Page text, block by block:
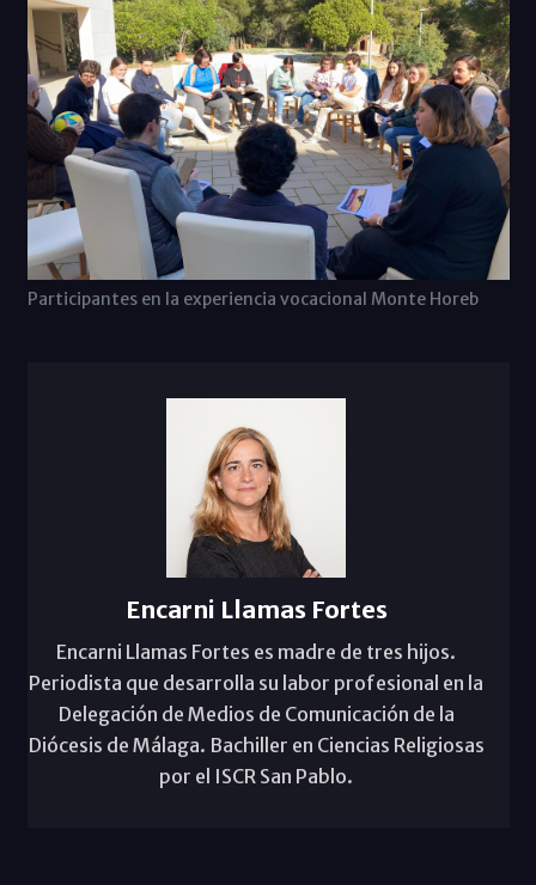
Participantes en la experiencia vocacional Monte Horeb
Encarni Llamas Fortes
Encarni Llamas Fortes es madre de tres hijos.
Periodista que desarrolla su labor profesional en la
Delegación de Medios de Comunicación de la
Diócesis de Málaga. Bachiller en Ciencias Religiosas
por el ISCR San Pablo.